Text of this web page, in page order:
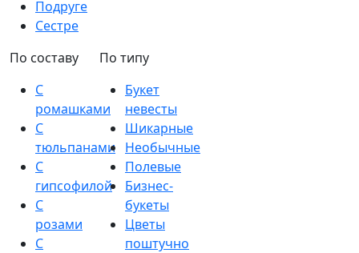
Подруге
Сестре
По составу
С
ромашками
С
тюльпанами
С
гипсофилой
С
розами
С
По типу
Букет
невесты
Шикарные
Необычные
Полевые
Бизнес-
букеты
Цветы
поштучно